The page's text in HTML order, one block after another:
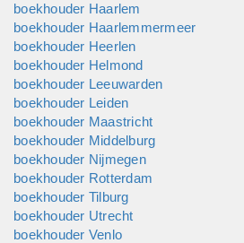
boekhouder Haarlem
boekhouder Haarlemmermeer
boekhouder Heerlen
boekhouder Helmond
boekhouder Leeuwarden
boekhouder Leiden
boekhouder Maastricht
boekhouder Middelburg
boekhouder Nijmegen
boekhouder Rotterdam
boekhouder Tilburg
boekhouder Utrecht
boekhouder Venlo